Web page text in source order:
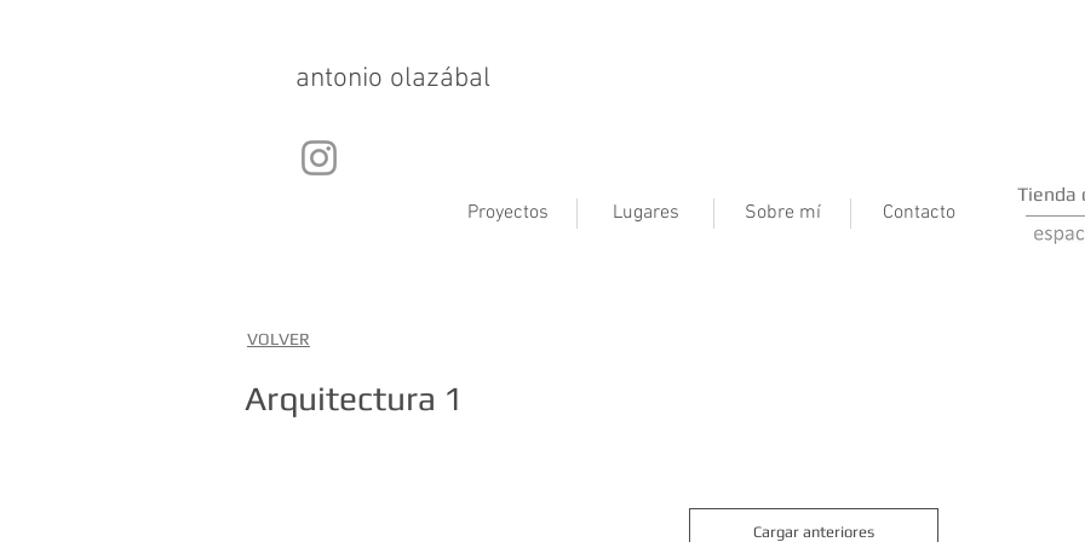
antonio olazábal
Proyectos Lugares Sobre mí Contacto
Tienda
VOLVER
Arquitectura 1
Cargar anteriores